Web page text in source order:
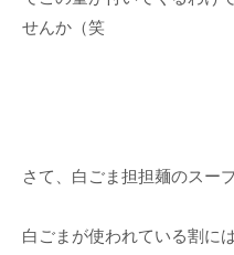
せんか（笑
さて、白ごま担担麺のスー
白ごまが使われている割に